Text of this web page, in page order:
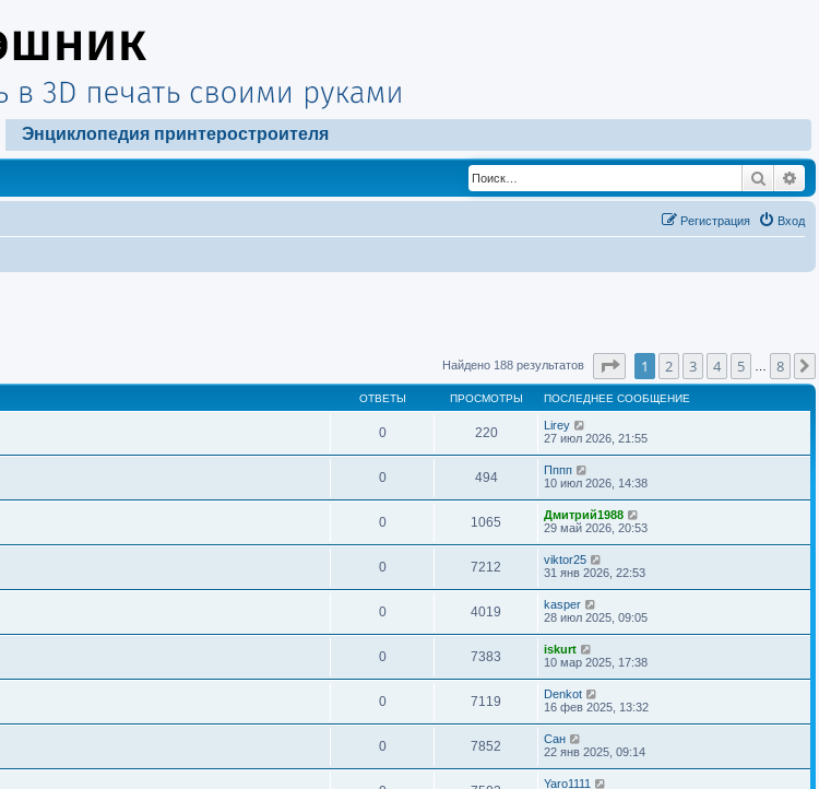
Энциклопедия принтеростроителя
Поиск
Вход
Регистрация
Найдено 188 результатов Страница 1 из8
1 2 3 4 5 8
ОТВЕТЫ ПРОСМОТРЫ ПОСЛЕДНЕЕ СООБЩЕНИЕ
0 220
Lirey
27 июл 2026, 21:55
0 494
Пппп
10 июл 2026, 14:38
0 1065
Дмитрий1988
29 май 2026, 20:53
0 7212
viktor25
31 янв 2026, 22:53
0 4019
kasper
28 июл 2025, 09:05
0 7383
iskurt
10 мар 2025, 17:38
0 7119
Denkot
16 фев 2025, 13:32
0 7852
Сан
22 янв 2025, 09:14
Yaro1111